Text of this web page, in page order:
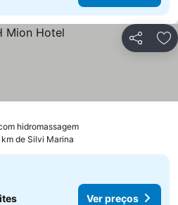
Partilhar
hidromassagem
de Silvi Marina
Ver preços